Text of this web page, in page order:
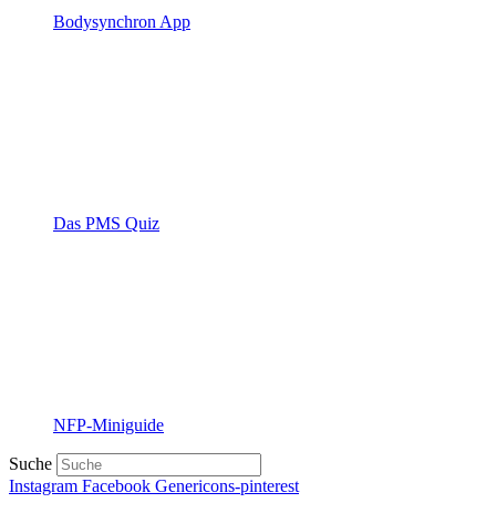
Bodysynchron App
Das PMS Quiz
NFP-Miniguide
Suche
Instagram Facebook Genericons-pinterest